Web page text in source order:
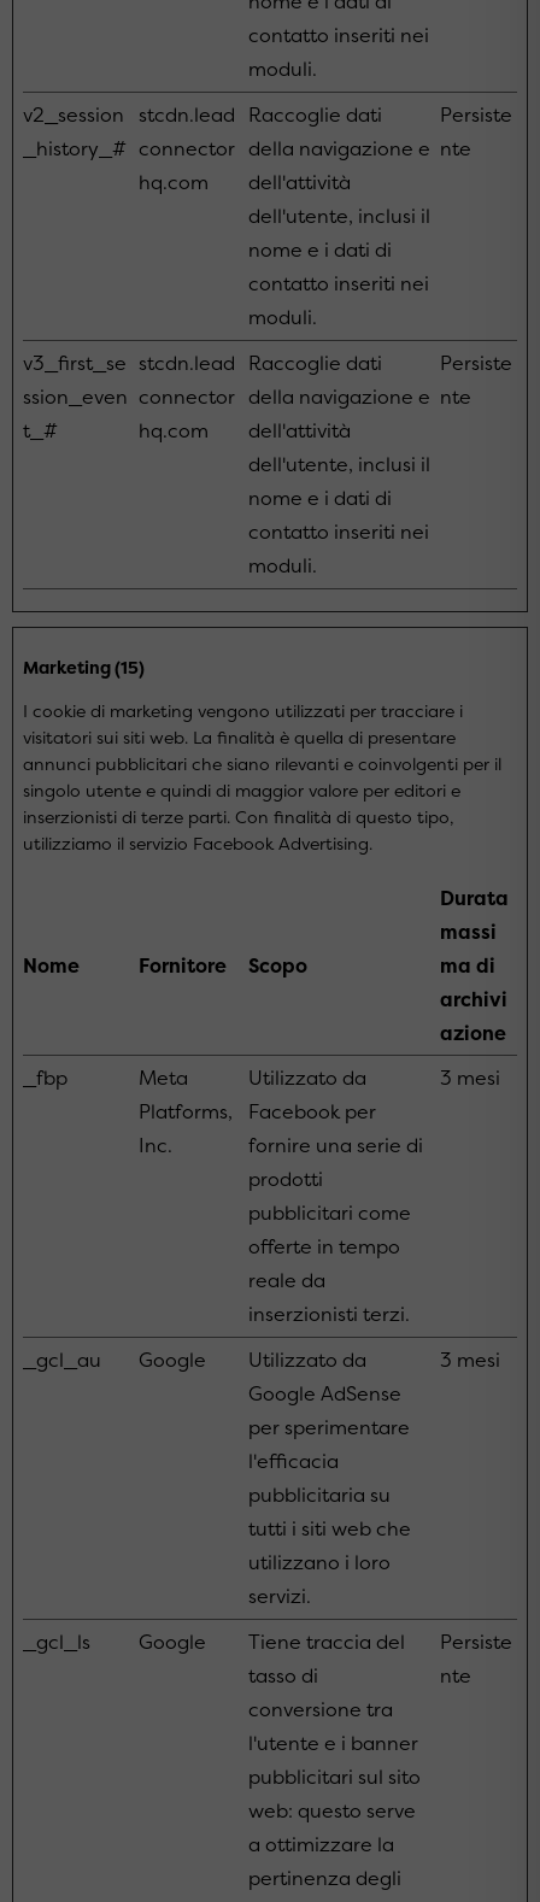
contatto inseriti nei
moduli.
v2_session
_history_#
stcdn.lead
connector
hq.com
Raccoglie dati
della navigazione e
dell'attività
dell'utente, inclusi il
nome e i dati di
contatto inseriti nei
moduli.
Persiste
nte
v3_first_se
ssion_even
t_#
stcdn.lead
connector
hq.com
Raccoglie dati
della navigazione e
dell'attività
dell'utente, inclusi il
nome e i dati di
contatto inseriti nei
moduli.
Persiste
nte
Marketing (15)
I cookie di marketing vengono utilizzati per tracciare i
visitatori sui siti web. La finalità è quella di presentare
annunci pubblicitari che siano rilevanti e coinvolgenti per il
singolo utente e quindi di maggior valore per editori e
inserzionisti di terze parti. Con finalità di questo tipo,
utilizziamo il servizio Facebook Advertising.
Nome Fornitore Scopo
Durata
massi
ma di
archivi
azione
_fbp
Meta
Platforms,
Inc.
Utilizzato da
Facebook per
fornire una serie di
prodotti
pubblicitari come
offerte in tempo
reale da
inserzionisti terzi.
3 mesi
_gcl_au Google
Utilizzato da
Google AdSense
per sperimentare
l'efficacia
pubblicitaria su
tutti i siti web che
utilizzano i loro
servizi.
3 mesi
_gcl_ls Google
Tiene traccia del
tasso di
conversione tra
l'utente e i banner
pubblicitari sul sito
web: questo serve
a ottimizzare la
pertinenza degli
Persiste
nte